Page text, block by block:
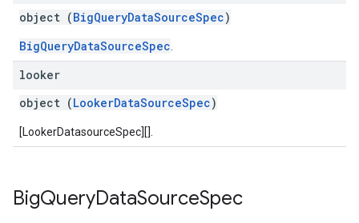
object (BigQueryDataSourceSpec)
BigQueryDataSourceSpec
looker
object (LookerDataSourceSpec)
[LookerDatasourceSpec][].
BigQueryDataSourceSpec